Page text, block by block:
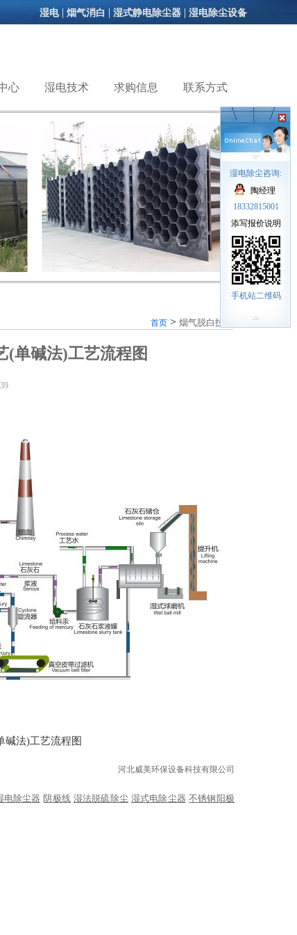
湿电除尘咨询:
陶经理
18332815001
添写报价说明
手机站二维码
湿电| 烟气消白 | 湿式静电除尘器 | 湿电除尘设备
心 湿电技术 求购信息 联系方式
首页 > 烟气脱白技术
(单碱法)工艺流程图
碱法)工艺流程图
河北威美环保设备科技有限公司
电除尘器 阴极线 湿法脱硫除尘 湿式电除尘器 不锈钢阳极